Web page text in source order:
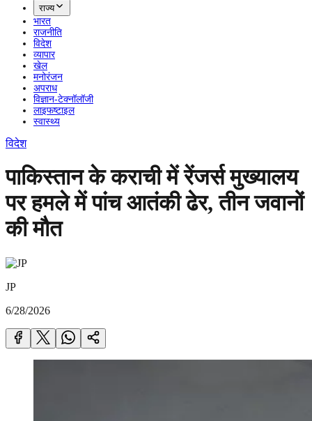
राज्य
भारत
राजनीति
विदेश
व्यापार
खेल
मनोरंजन
अपराध
विज्ञान-टेक्नॉलॉजी
लाइफष्टाइल
स्वास्थ्य
विदेश
पाकिस्तान के कराची में रेंजर्स मुख्यालय
पर हमले में पांच आतंकी ढेर, तीन जवानों
की मौत
JP
6/28/2026